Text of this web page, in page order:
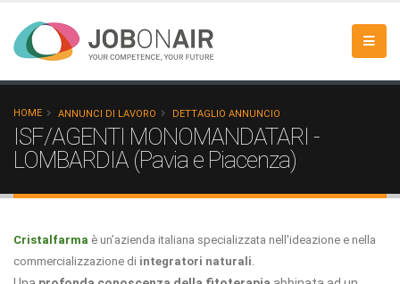
HOME ANNUNCI DI LAVORO DETTAGLIO ANNUNCIO
ISF/AGENTI MONOMANDATARI -
LOMBARDIA (Pavia e Piacenza)
Cristalfarma è un’azienda italiana specializzata nell'ideazione e nella
commercializzazione di integratori naturali.